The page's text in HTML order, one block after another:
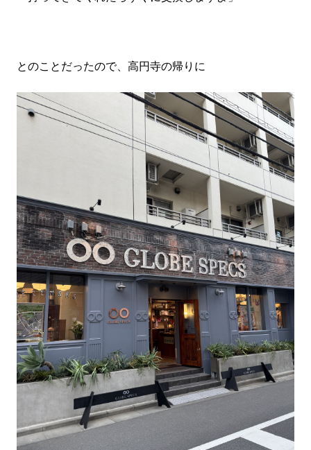
とのことだったので、高円寺の帰りに